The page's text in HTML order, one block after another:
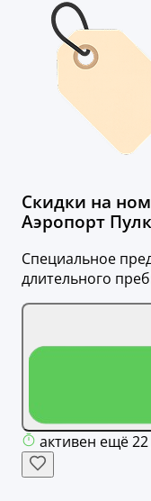
Скидки на
Аэропорт
Специальное
длительного
активен ещё 22